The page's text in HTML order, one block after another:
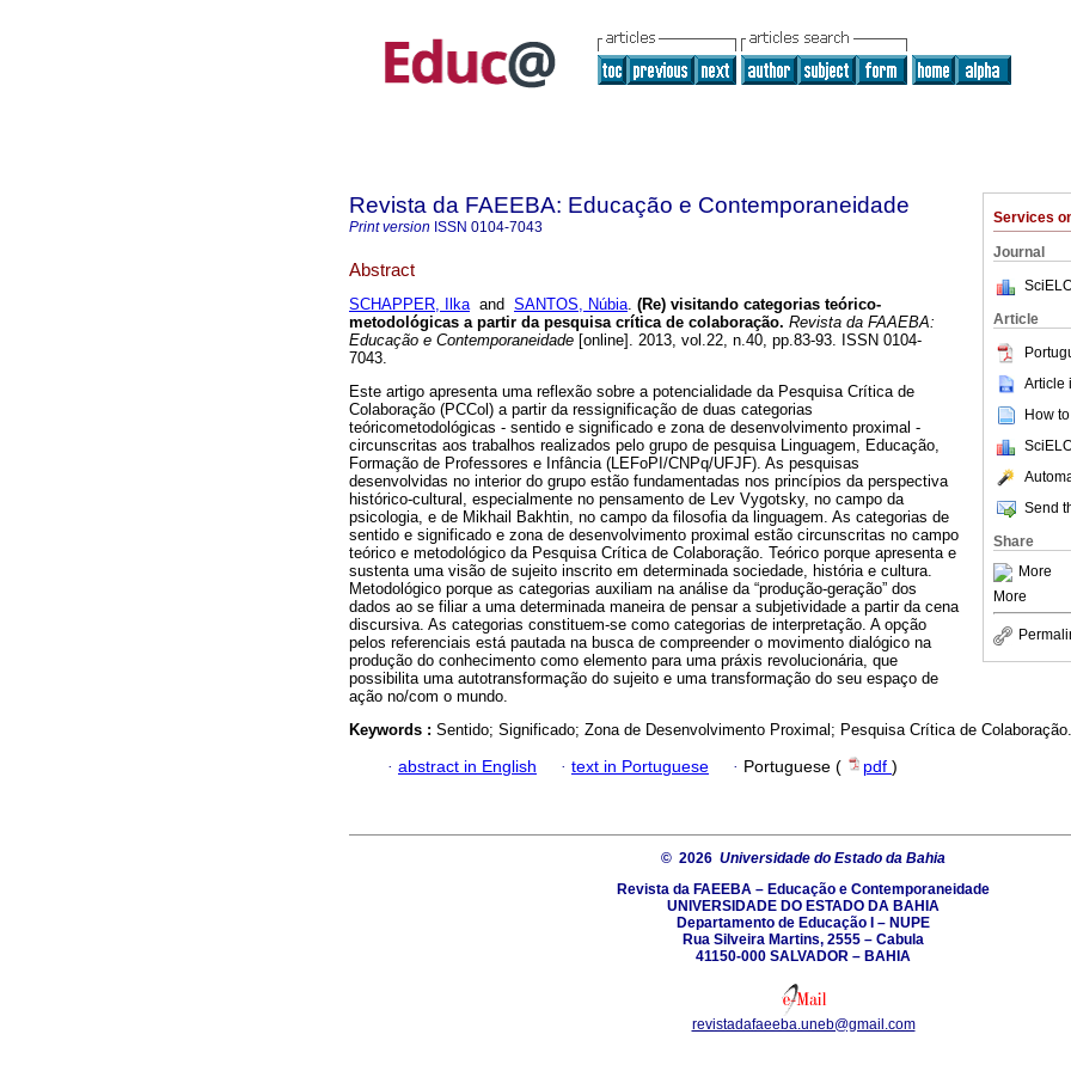
Services
Journal
Article
Article
How
Send
Share
More
More
Revista da FAEEBA: Educação e Contemporaneidade
Print version ISSN 0104-7043
Abstract
SCHAPPER, Ilkaand SANTOS, Núbia. (Re) visitando categorias teórico-
metodológicas a partir da pesquisa crítica de colaboração. Revista da FAAEBA:
Educação e Contemporaneidade [online]. 2013, vol.22, n.40, pp.83-93. ISSN 0104-
7043.
Este artigo apresenta uma reflexão sobre a potencialidade da Pesquisa Crítica de
Colaboração (PCCol) a partir da ressignificação de duas categorias
teóricometodológicas - sentido e significado e zona de desenvolvimento proximal -
circunscritas aos trabalhos realizados pelo grupo de pesquisa Linguagem, Educação,
Formação de Professores e Infância (LEFoPI/CNPq/UFJF). As pesquisas
desenvolvidas no interior do grupo estão fundamentadas nos princípios da perspectiva
histórico-cultural, especialmente no pensamento de Lev Vygotsky, no campo da
psicologia, e de Mikhail Bakhtin, no campo da filosofia da linguagem. As categorias de
sentido e significado e zona de desenvolvimento proximal estão circunscritas no campo
teórico e metodológico da Pesquisa Crítica de Colaboração. Teórico porque apresenta e
sustenta uma visão de sujeito inscrito em determinada sociedade, história e cultura.
Metodológico porque as categorias auxiliam na análise da “produção-geração” dos
dados ao se filiar a uma determinada maneira de pensar a subjetividade a partir da cena
discursiva. As categorias constituem-se como categorias de interpretação. A opção
pelos referenciais está pautada na busca de compreender o movimento dialógico na
produção do conhecimento como elemento para uma práxis revolucionária, que
possibilita uma autotransformação do sujeito e uma transformação do seu espaço de
ação no/com o mundo.
Keywords : Sentido; Significado; Zona de Desenvolvimento Proximal; Pesquisa Crítica de Colaboração.
· abstract in English · text in Portuguese · Portuguese ( pdf )
© 2026 Universidade do Estado da Bahia
Revista da FAEEBA – Educação e Contemporaneidade
UNIVERSIDADE DO ESTADO DA BAHIA
Departamento de Educação I – NUPE
Rua Silveira Martins, 2555 – Cabula
41150-000 SALVADOR – BAHIA
revistadafaeeba.uneb@gmail.com